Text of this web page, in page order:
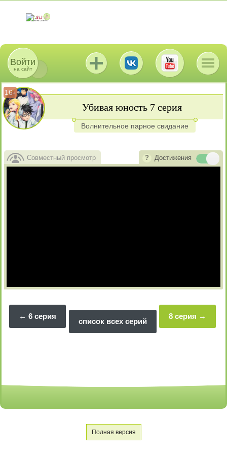
Войти
на сайт
16+
Убивая юность 7 серия
Волнительное парное свидание
Совместный просмотр Достижения
8 серия
6 серия
список всех серий
Полная версия